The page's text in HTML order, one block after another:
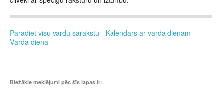
Parādiet visu vārdu sarakstu - Kalendārs ar vārda dienām -
Vārda diena
Biežākie meklējumi pēc šīs lapas ir: